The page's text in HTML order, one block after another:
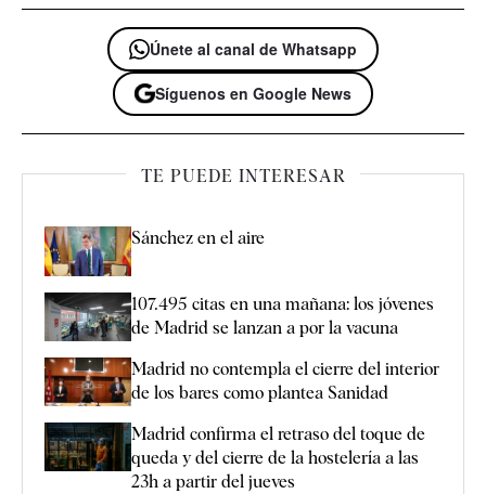
Únete al canal de Whatsapp
Síguenos en Google News
TE PUEDE INTERESAR
Sánchez en el aire
107.495 citas en una mañana: los jóvenes
de Madrid se lanzan a por la vacuna
Madrid no contempla el cierre del interior
de los bares como plantea Sanidad
Madrid confirma el retraso del toque de
queda y del cierre de la hostelería a las
23h a partir del jueves